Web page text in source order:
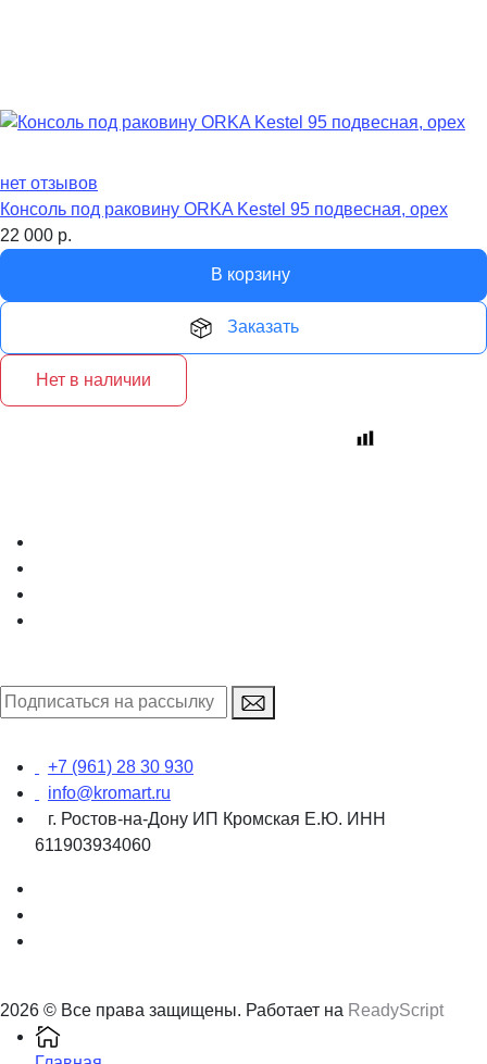
нет отзывов
Консоль под раковину ORKA Kestel 95 подвесная, орех
22 000 р.
В корзину
Заказать
Нет в наличии
+7 (961) 28 30 930
info@kromart.ru
г. Ростов-на-Дону ИП Кромская Е.Ю. ИНН
611903934060
2026 © Все права защищены. Работает на ReadyScript